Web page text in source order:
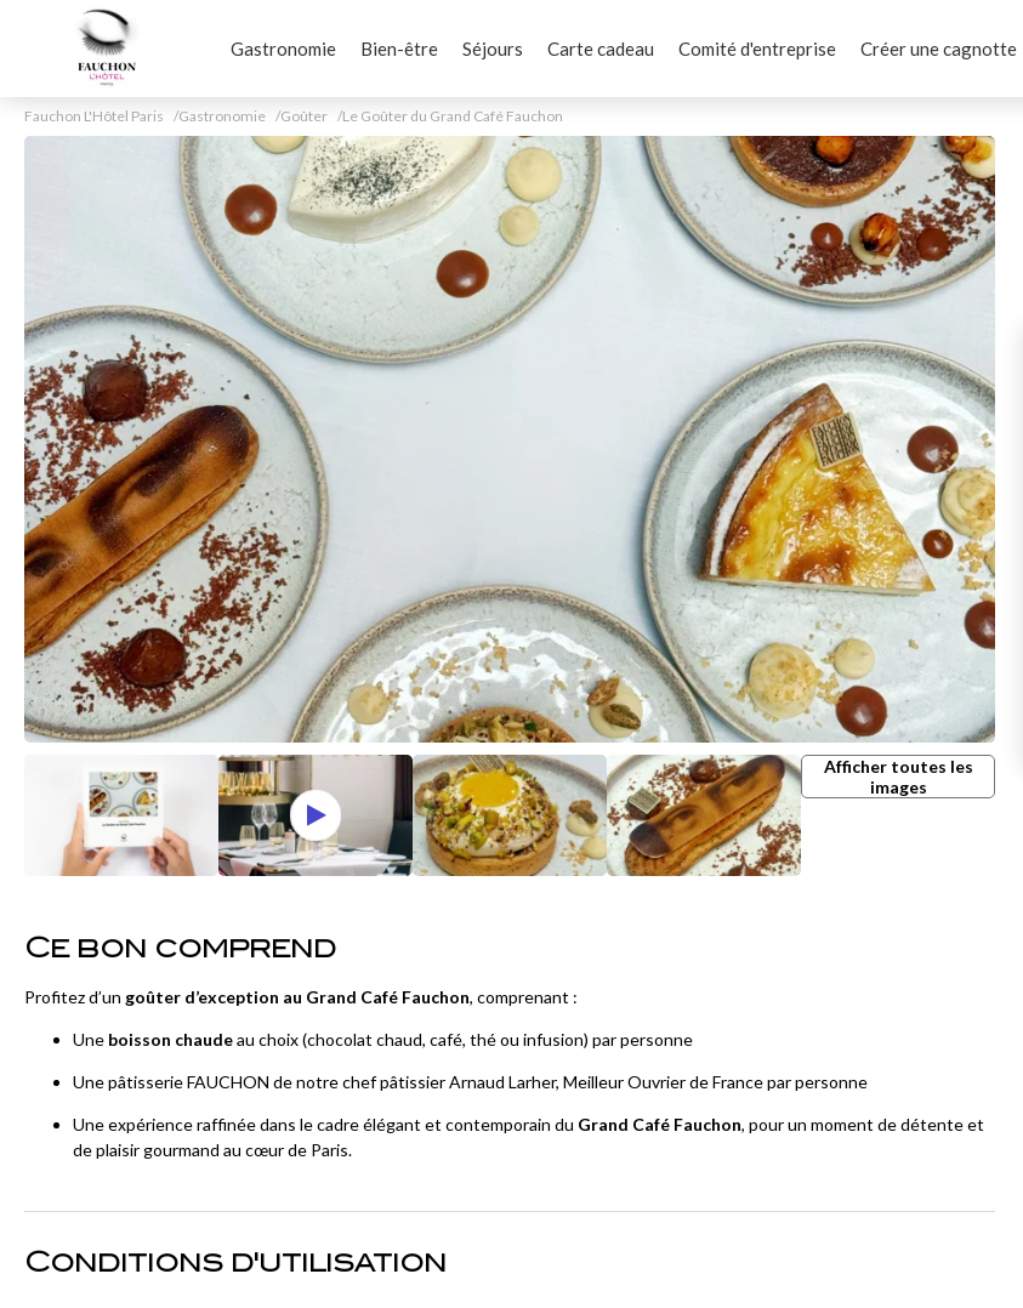
Gastronomie Bien-être Séjours Carte cadeau Comité d'entreprise Créer une cagnotte
Fauchon L'Hôtel Paris Gastronomie Goûter Le Goûter du Grand Café Fauchon
Afficher toutes les
images
Ce bon comprend
Profitez d’un goûter d’exception au Grand Café Fauchon, comprenant :
Une boisson chaudeau choix (chocolat chaud, café, thé ou infusion) par personne
Une pâtisserie FAUCHON de notre chef pâtissier Arnaud Larher, Meilleur Ouvrier de France par personne
Une expérience raffinée dans le cadre élégant et contemporain du Grand Café Fauchon, pour un moment de détente et
de plaisir gourmand au cœur de Paris.
Conditions d'utilisation